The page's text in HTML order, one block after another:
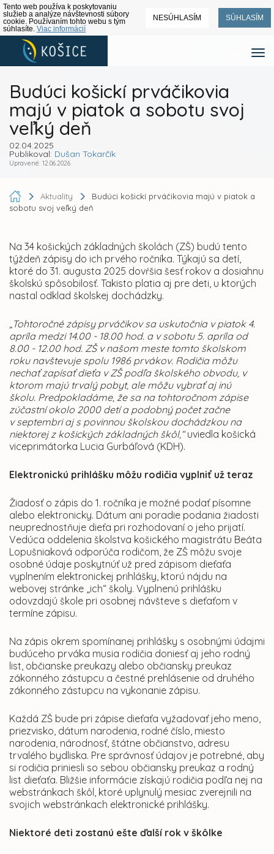
Tento web používa k poskytovaniu
služieb a analýze návštevnosti súbory
cookie. Používaním tohto webu s tým
súhlasíte. Viac informácií
NESÚHLASÍM SÚHLASÍM
Budúci košickí prváčikovia
majú v piatok a sobotu svoj
veľký deň
02.04.2025
Publikoval: Dušan Tokarčík
Upravené: 12.06.2026
Aktuality
Budúci košickí prváčikovia majú v piatok a
sobotu svoj veľký deň
Na 34 košických základných školách (ZŠ) budú tento
týždeň zápisy do ich prvého ročníka. Týkajú sa detí,
ktoré do 31. augusta 2025 dovŕšia šesť rokov a dosiahnu
školskú spôsobilosť. Takisto platia aj pre deti, u ktorých
nastal odklad školskej dochádzky.
„Tohtoročné zápisy prváčikov sa uskutočnia v piatok 4.
apríla medzi 14.00 - 18.00 hod. a v sobotu 5. apríla od
8.00 - 12.00 hod. ZŠ v našom meste tomto školskom
roku navštevuje spolu 1986 prvákov. Rodičia môžu
nechať zapísať dieťa v ZŠ podľa školského obvodu, v
ktorom majú trvalý pobyt, ale môžu vybrať aj inú
školu. Predpokladáme, že sa na tohtoročnom zápise
zúčastní okolo 2000 detí a podobný počet začne
v septembri aj s povinnou školskou dochádzkou na
niektorej z košických základných škôl,“uviedla košická
viceprimátorka Lucia Gurbáľová (KDH).
Elektronickú prihlášku môžu rodičia vyplniť už teraz
Žiadosť o zápis do 1. ročníka je možné podať písomne
alebo elektronicky. Dátum ani poradie podania žiadosti
neuprednostňuje dieťa pri rozhodovaní o jeho prijatí.
Vedúca oddelenia školstva košického magistrátu Beáta
Lopušniaková odporúča rodičom, že ZŠ môžu svoje
osobné údaje poskytnúť už pred zápisom dieťaťa
vyplnením elektronickej prihlášky, ktorú nájdu na
webovej stránke „ich“ školy. Vyplnenú prihlášku
odovzdajú škole pri osobnej návšteve s dieťaťom v
termíne zápisu.
Na zápis okrem spomínanej prihlášky s osobnými údajmi
budúceho prváka musia rodičia doniesť aj jeho rodný
list, občianske preukazy alebo občiansky preukaz
zákonného zástupcu a čestné prehlásenie od druhého
zákonného zástupcu na vykonanie zápisu.
Každá ZŠ bude pri zápise dieťaťa vyžadovať jeho meno,
priezvisko, dátum narodenia, rodné číslo, miesto
narodenia, národnosť, štátne občianstvo, adresu
trvalého bydliska. Pre správnosť údajov je potrebné, aby
si rodičia priniesli so sebou občiansky preukaz a rodný
list dieťaťa. Bližšie informácie získajú rodičia podľa nej na
webstránkach škôl, ktoré uplynulý mesiac zverejnili na
svojich webstránkach elektronické prihlášky.
Niektoré deti zostanú ešte ďalší rok v škôlke